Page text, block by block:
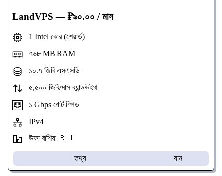
LandVPS — ₽৯০.০০ / মাস
1 Intel কোর (শেয়ার্ড)
৭৬৮ MB RAM
১০.৭ জিবি এসএসডি
৫,৫০০ জিবি/মাস ব্যান্ডউইথ
১ Gbps পোর্ট স্পিড
IPv4
উফা রাশিয়া 🇷🇺
তথ্য যান